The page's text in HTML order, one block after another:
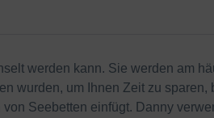
werden kann. Sie werden am
wurden, um Ihnen Zeit zu
Seebetten einfügt. Danny